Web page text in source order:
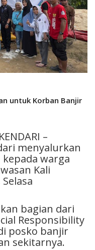
untuk Korban Banjir
–
menyalurkan
warga
Kali
bagian dari
Responsibility
posko banjir
sekitarnya.